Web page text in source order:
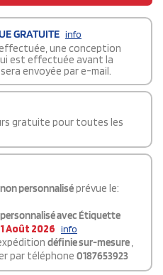
GRATUITE info
une conception
est effectuée avant la
envoyée par e-mail.
gratuite pour toutes les
non personnaliséprévue le:
personnalisé avec Étiquette
Août 2026 info
définie sur-mesure,
par téléphone 0187653923